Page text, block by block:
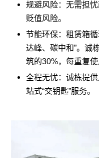
规避风险：无需担
贬值风险。
节能环保：租赁箱
达峰、碳中和”。诚
筑的30%，每重复
全程无忧：诚栋提
站式“交钥匙”服务。